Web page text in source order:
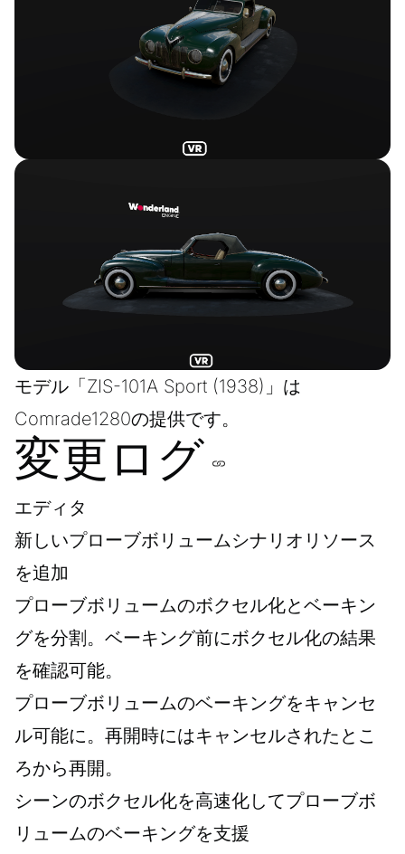
モデル「ZIS-101A Sport (1938) 」は
Comrade1280の提供です。
変更ログ
エディタ
新しいプローブボリュームシナリオリソース
を追加
プローブボリュームのボクセル化とベーキン
グを分割。ベーキング前にボクセル化の結果
を確認可能。
プローブボリュームのベーキングをキャンセ
ル可能に。再開時にはキャンセルされたとこ
ろから再開。
シーンのボクセル化を高速化してプローブボ
リュームのベーキングを支援